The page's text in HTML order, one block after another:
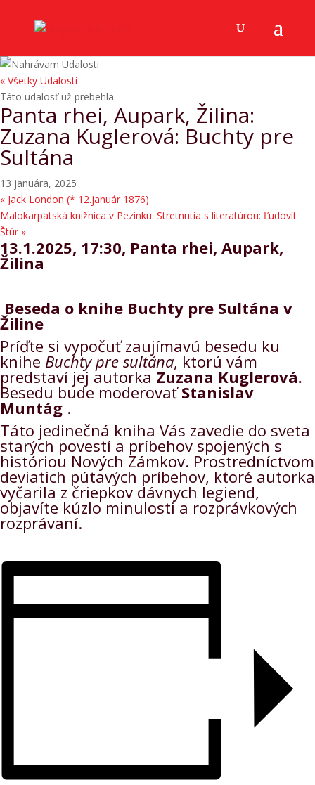
« Všetky Udalosti
Táto udalosť už prebehla.
Panta rhei, Aupark, Žilina:
Zuzana Kuglerová: Buchty pre
Sultána
13 januára, 2025
« Jack London (* 12.január 1876)
Malokarpatská knižnica v Pezinku: Stretnutia s literatúrou: Ľudovít
Štúr »
13.1.2025, 17:30, Panta rhei, Aupark,
Žilina
Beseda o knihe Buchty pre Sultána v
Žiline
Príďte si vypočuť zaujímavú besedu ku
knihe Buchty pre sultána, ktorú vám
predstaví jej autorka Zuzana Kuglerová.
Besedu bude moderovaťStanislav
Muntág .
Táto jedinečná kniha Vás zavedie do sveta
starých povestí a príbehov spojených s
históriou Nových Zámkov. Prostredníctvom
deviatich pútavých príbehov, ktoré autorka
vyčarila z čriepkov dávnych legiend,
objavíte kúzlo minulosti a rozprávkových
rozprávaní.